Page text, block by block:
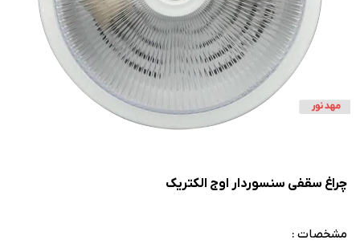
چراغ سقفی سنسوردار اوج الکتریک
مشخصات :